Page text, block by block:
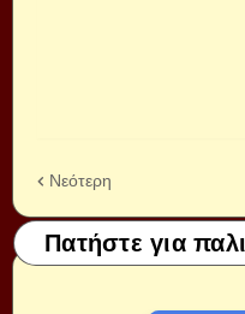
Νεότερη
Πατήστε για